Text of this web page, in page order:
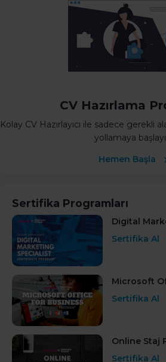
CV Hazırlama
Kolay CV Hazırlayıcı ile sadece gerekli
yollamaya
Hemen Başla
Sertifika Programları
Digital
Sertifika Al
Microsoft
Sertifika Al
Online Staj
Sertifika Al